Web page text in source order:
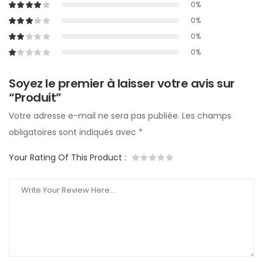
0%
0%
0%
0%
Soyez le premier à laisser votre avis sur
“Produit”
Votre adresse e-mail ne sera pas publiée. Les champs
obligatoires sont indiqués avec *
Your Rating Of This Product :